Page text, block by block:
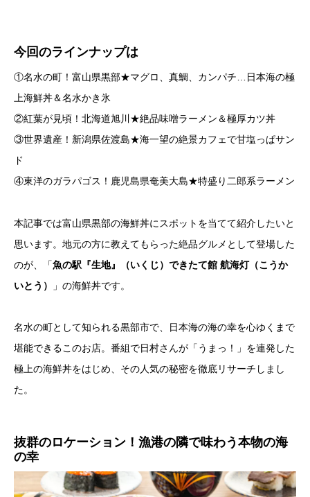
今回のラインナップは
①名水の町！富山県黒部★マグロ、真鯛、カンパチ…日本海の極
上海鮮丼＆名水かき氷
②紅葉が見頃！北海道旭川★絶品味噌ラーメン＆極厚カツ丼
③世界遺産！新潟県佐渡島★海一望の絶景カフェで甘塩っぱサン
ド
④東洋のガラパゴス！鹿児島県奄美大島★特盛り二郎系ラーメン
本記事では富山県黒部の海鮮丼にスポットを当てて紹介したいと
思います。地元の方に教えてもらった絶品グルメとして登場した
のが、「魚の駅『生地』（いくじ）できたて館 航海灯（こうか
いとう）
」の海鮮丼です。
名水の町として知られる黒部市で、日本海の海の幸を心ゆくまで
堪能できるこのお店。番組で日村さんが「うまっ！」を連発した
極上の海鮮丼をはじめ、その人気の秘密を徹底リサーチしまし
た。
抜群のロケーション！漁港の隣で味わう本物の海
の幸